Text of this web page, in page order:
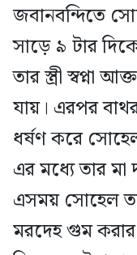
জবানবন্দিতে
সাড়ে ৯ টার
তার স্ত্রী স্বপ্না
যায়। এরপর
ধর্ষণ করে
এর মধ্যে তার
এসময় সোহেল
মরদেহ গুম করার